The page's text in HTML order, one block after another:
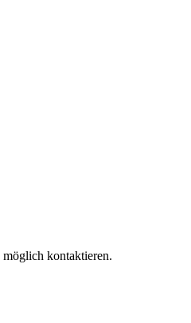
kontaktieren.